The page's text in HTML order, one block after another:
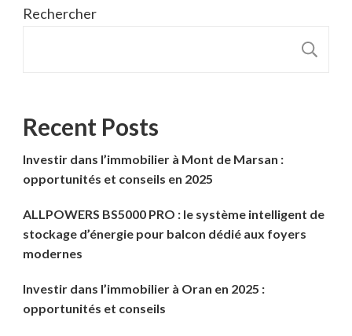
Rechercher
Recent Posts
Investir dans l’immobilier à Mont de Marsan :
opportunités et conseils en 2025
ALLPOWERS BS5000 PRO : le système intelligent de
stockage d’énergie pour balcon dédié aux foyers
modernes
Investir dans l’immobilier à Oran en 2025 :
opportunités et conseils